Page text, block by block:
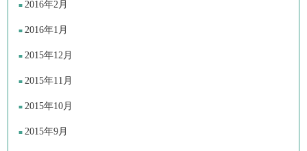
2016年2月
2016年1月
2015年12月
2015年11月
2015年10月
2015年9月